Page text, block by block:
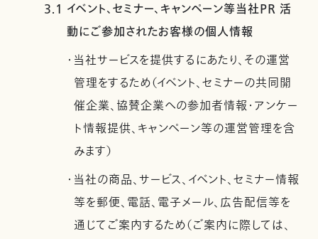
3.1 イベント、セミナー、キャンペーン等当社PR 活
動にご参加されたお客様の個人情報
・当社サービスを提供するにあたり、その運営
管理をするため（イベント、セミナーの共同開
催企業、協賛企業への参加者情報・アンケー
ト情報提供、キャンペーン等の運営管理を含
みます）
・当社の商品、サービス、イベント、セミナー情報
等を郵便、電話、電子メール、広告配信等を
通じてご案内するため（ご案内に際しては、